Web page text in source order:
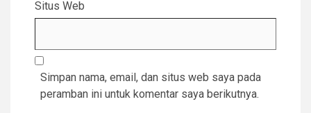
Situs Web
Simpan nama, email, dan situs web saya pada
peramban ini untuk komentar saya berikutnya.